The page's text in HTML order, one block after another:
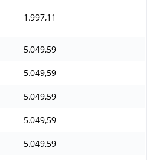
1.997,11
5.049,59
5.049,59
5.049,59
5.049,59
5.049,59